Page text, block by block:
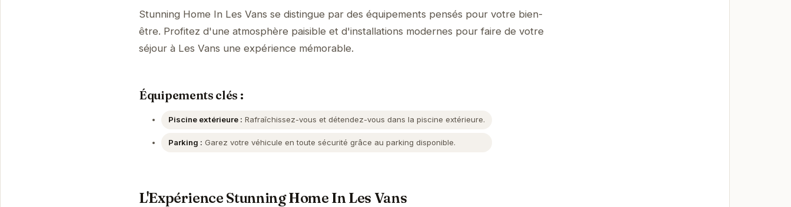
Stunning Home In Les Vans se distingue par des équipements pensés pour votre bien-
être. Profitez d'une atmosphère paisible et d'installations modernes pour faire de votre
séjour à Les Vans une expérience mémorable.
Équipements clés :
Piscine extérieure : Rafraîchissez-vous et détendez-vous dans la piscine extérieure.
Parking : Garez votre véhicule en toute sécurité grâce au parking disponible.
L'Expérience Stunning Home In Les Vans